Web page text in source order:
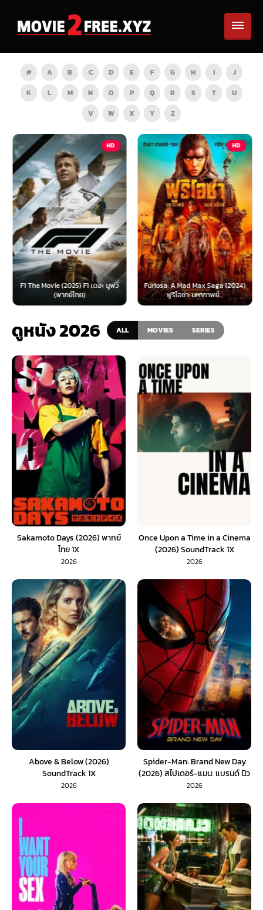
# A B C D E F G H I
J
K
L M N O P Q R S T
U
V
W X Y Z
HD
F1 The Movie (2025) F1 เดอะ มูฟวี่
(พากย์ไทย)
HD
Furiosa: A Mad Max Saga (2024)
ฟูริโอซ่า: มหากาพย์...
ดูหนัง 2026 ALL MOVIES SERIES
Sakamoto Days (2026) พากย์
ไทย 1X
2026
Once Upon a Time in a Cinema
(2026) SoundTrack 1X
2026
Above & Below (2026)
SoundTrack 1X
2026
Spider-Man: Brand New Day
(2026) สไปเดอร์-แมน: แบรนด์ นิว
เดย์ (พากย์ไทย) 1X
2026